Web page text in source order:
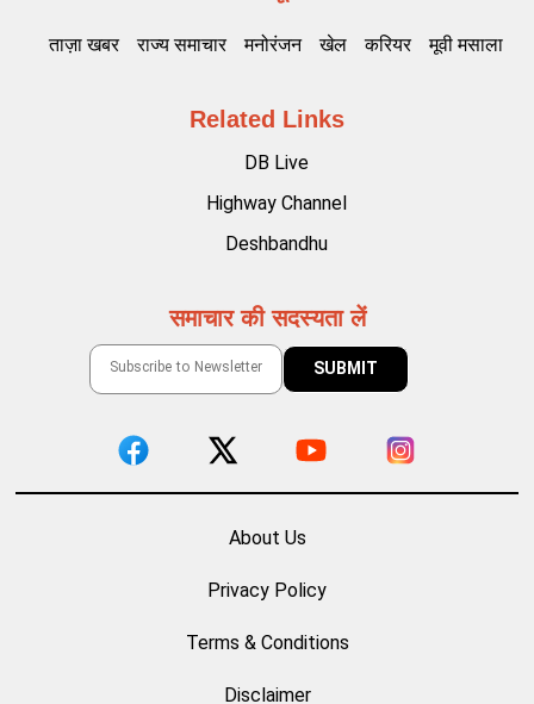
ताज़ा खबर राज्य समाचार मनोरंजन खेल करियर मूवी मसाला
Related Links
DB Live
Highway Channel
Deshbandhu
समाचार की सदस्यता लें
About Us
Privacy Policy
Terms & Conditions
Disclaimer